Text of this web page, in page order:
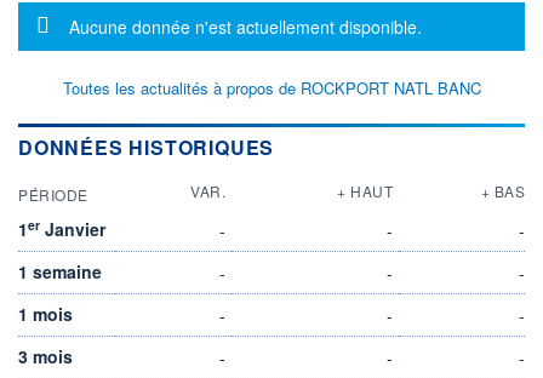
Message d'information
Aucune donnée n'est actuellement disponible.
Toutes les actualités à propos de ROCKPORT NATL BANC
DONNÉES HISTORIQUES
PÉRIODE VAR. + HAUT + BAS
1er Janvier - -
-
1 semaine
- -
-
1 mois
- -
-
3 mois
- -
-